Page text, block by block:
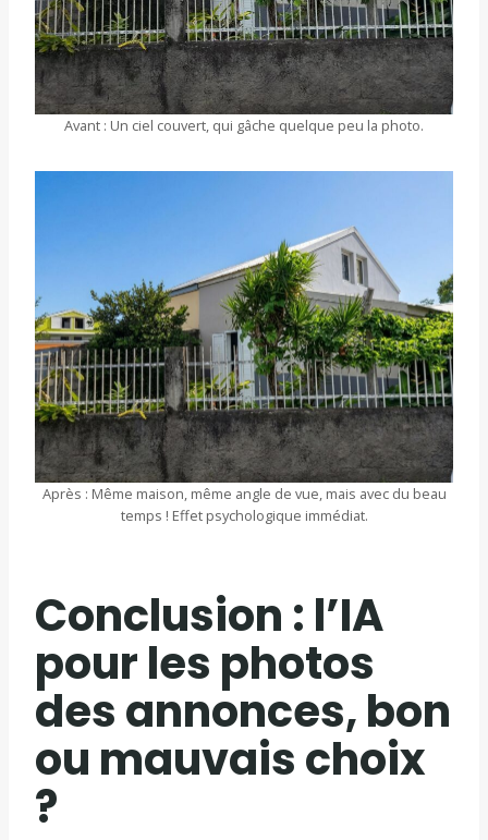
Avant : Un ciel couvert, qui gâche quelque peu la photo.
Après : Même maison, même angle de vue, mais avec du beau
temps ! Effet psychologique immédiat.
Conclusion : l’IA
pour les photos
des annonces, bon
ou mauvais choix
?